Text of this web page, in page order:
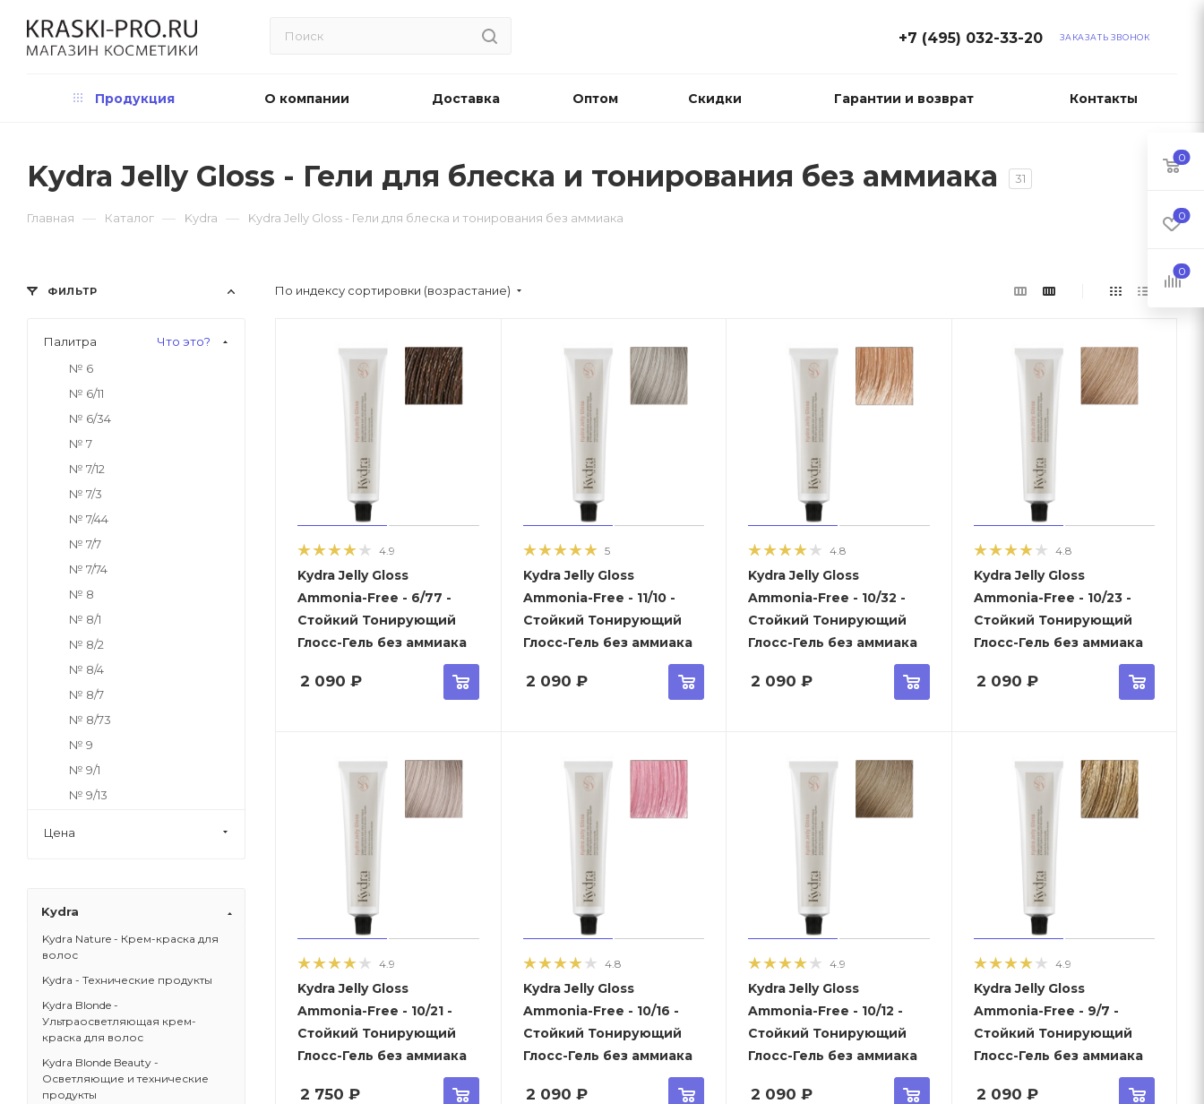
+7 (495) 032-33-20 ЗАКАЗАТЬ ЗВОНОК
Продукция О компании Доставка Оптом Скидки Гарантии и возврат Контакты
Kydra Jelly Gloss - Гели для блеска и тонирования без аммиака 31
Главная — Каталог — Kydra — Kydra Jelly Gloss - Гели для блеска и тонирования без аммиака
По индексу сортировки (возрастание)
4.9
Kydra Jelly Gloss
Ammonia-Free - 6/77 -
Стойкий Тонирующий
Глосс-Гель без аммиака
2 090 ₽
5
Kydra Jelly Gloss
Ammonia-Free - 11/10 -
Стойкий Тонирующий
Глосс-Гель без аммиака
2 090 ₽
4.8
Kydra Jelly Gloss
Ammonia-Free - 10/32 -
Стойкий Тонирующий
Глосс-Гель без аммиака
2 090 ₽
4.8
Kydra Jelly Gloss
Ammonia-Free - 10/23 -
Стойкий Тонирующий
Глосс-Гель без аммиака
2 090 ₽
4.9
Kydra Jelly Gloss
Ammonia-Free - 10/21 -
Стойкий Тонирующий
Глосс-Гель без аммиака
2 750 ₽
4.8
Kydra Jelly Gloss
Ammonia-Free - 10/16 -
Стойкий Тонирующий
Глосс-Гель без аммиака
2 090 ₽
4.9
Kydra Jelly Gloss
Ammonia-Free - 10/12 -
Стойкий Тонирующий
Глосс-Гель без аммиака
2 090 ₽
4.9
Kydra Jelly Gloss
Ammonia-Free - 9/7 -
Стойкий Тонирующий
Глосс-Гель без аммиака
2 090 ₽
ФИЛЬТР
Палитра
Что это?
№ 6
№ 6/11
№ 6/34
№ 7
№ 7/12
№ 7/3
№ 7/44
№ 7/7
№ 7/74
№ 8
№ 8/1
№ 8/2
№ 8/4
№ 8/7
№ 8/73
№ 9
№ 9/1
№ 9/13
№ 9/7
№ 10/12
№ 10/23
№ 10/32
№ 11/10
№ 6/77
Цена
Kydra
Kydra Nature - Крем-краска для
волос
Kydra - Технические продукты
Kydra Blonde -
Ультраосветляющая крем-
краска для волос
Kydra Blonde Beauty -
Осветляющие и технические
продукты
0
0
0